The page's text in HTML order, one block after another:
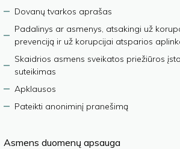
Dovanų tvarkos aprašas
Padalinys ar asmenys, atsakingi už
prevenciją ir už korupcijai atsparios
Skaidrios asmens sveikatos priežiūros
suteikimas
Apklausos
Pateikti anoniminį pranešimą
Asmens duomenų apsauga